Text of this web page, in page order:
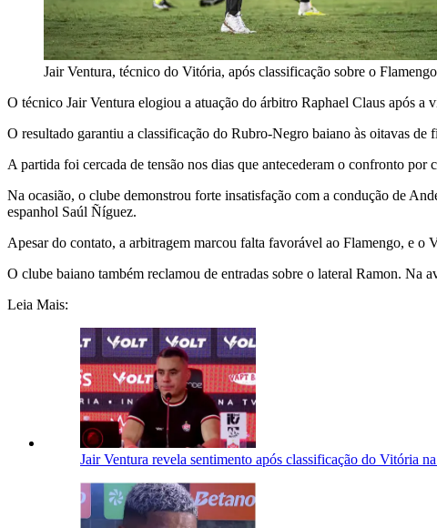
Jair Ventura, técnico do Vitória, após classificação sobre o Flamengo
O técnico Jair Ventura elogiou a atuação do árbitro Raphael Claus após a
O resultado garantiu a classificação do Rubro-Negro baiano às oitavas
A partida foi cercada de tensão nos dias que antecederam o confronto
Na ocasião, o clube demonstrou forte insatisfação com a condução de
espanhol Saúl Ñíguez.
Apesar do contato, a arbitragem marcou falta favorável ao Flamengo, e
O clube baiano também reclamou de entradas sobre o lateral Ramon. Na
Leia Mais:
Jair Ventura revela sentimento após classificação do Vitória